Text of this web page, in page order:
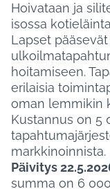
Hoivataan ja
isossa
Lapset
hoitamiseen.
erilaisia
oman lemmikin
Kustannus on 5
markkinoinnista.
Päivitys
summa on 6